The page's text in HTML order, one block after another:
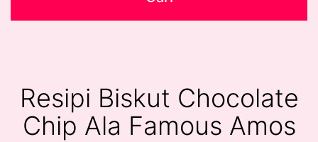
Resipi Biskut Chocolate
Chip Ala Famous Amos